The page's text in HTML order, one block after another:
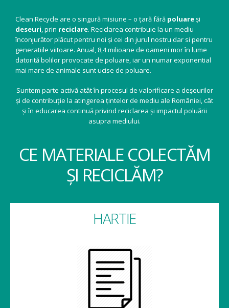
Clean Recycle are o singură misiune – o țară fără poluareși
deseuri, prin reciclare. Reciclarea contribuie la un mediu
înconjurător plăcut pentru noi și cei din jurul nostru dar si pentru
generatiile viitoare. Anual, 8,4 milioane de oameni mor în lume
datorită bolilor provocate de poluare, iar un numar exponential
mai mare de animale sunt ucise de poluare.
Suntem parte activă atât în procesul de valorificare a deșeurilor
și de contribuție la atingerea țintelor de mediu ale României, cât
și în educarea continuă privind reciclarea și impactul poluării
asupra mediului.
CE MATERIALE COLECTĂM
ȘI RECICLĂM?
HARTIE